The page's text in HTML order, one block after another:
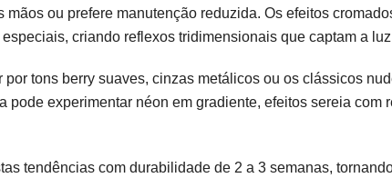
ou prefere manutenção reduzida. Os efeitos
criando reflexos tridimensionais que captam a
tons berry suaves, cinzas metálicos ou os clássicos
pode experimentar néon em gradiente, efeitos sereia com
tendências com durabilidade de 2 a 3 semanas,